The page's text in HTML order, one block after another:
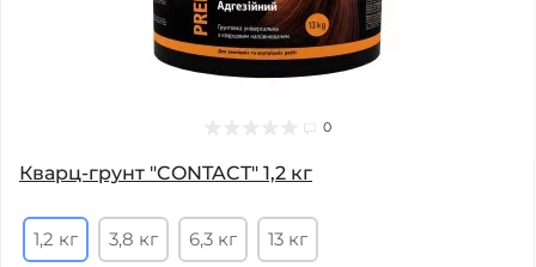
0
Кварц-грунт "CONTACT" 1,2 кг
1,2 кг 3,8 кг 6,3 кг 13 кг